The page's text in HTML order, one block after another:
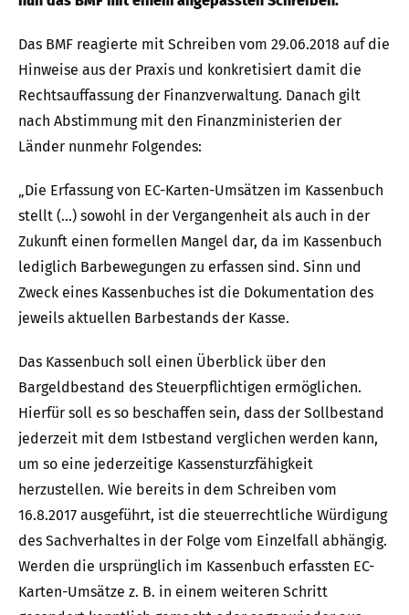
Das BMF reagierte mit Schreiben vom 29.06.2018 auf die
Hinweise aus der Praxis und konkretisiert damit die
Rechtsauffassung der Finanzverwaltung. Danach gilt
nach Abstimmung mit den Finanzministerien der
Länder nunmehr Folgendes:
„Die Erfassung von EC-Karten-Umsätzen im Kassenbuch
stellt (…) sowohl in der Vergangenheit als auch in der
Zukunft einen formellen Mangel dar, da im Kassenbuch
lediglich Barbewegungen zu erfassen sind. Sinn und
Zweck eines Kassenbuches ist die Dokumentation des
jeweils aktuellen Barbestands der Kasse.
Das Kassenbuch soll einen Überblick über den
Bargeldbestand des Steuerpflichtigen ermöglichen.
Hierfür soll es so beschaffen sein, dass der Sollbestand
jederzeit mit dem Istbestand verglichen werden kann,
um so eine jederzeitige Kassensturzfähigkeit
herzustellen. Wie bereits in dem Schreiben vom
16.8.2017 ausgeführt, ist die steuerrechtliche Würdigung
des Sachverhaltes in der Folge vom Einzelfall abhängig.
Werden die ursprünglich im Kassenbuch erfassten EC-
Karten-Umsätze z. B. in einem weiteren Schritt